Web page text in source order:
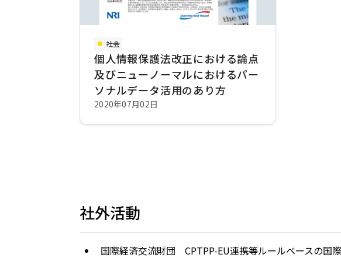
社会
個人情報保護法改正における論点
及びニューノーマルにおけるパー
ソナルデータ活用のあり方
2020年07月02日
社外活動
国際経済交流財団 CPTPP-EU連携等ルールベースの国